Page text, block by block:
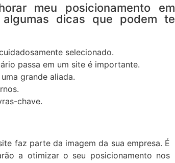
meu posicionamento em
algumas dicas que podem te
selecionado.
passa em um site é importante.
grande aliada.
chave.
faz parte da imagem da sua empresa. É
a otimizar o seu posicionamento nos